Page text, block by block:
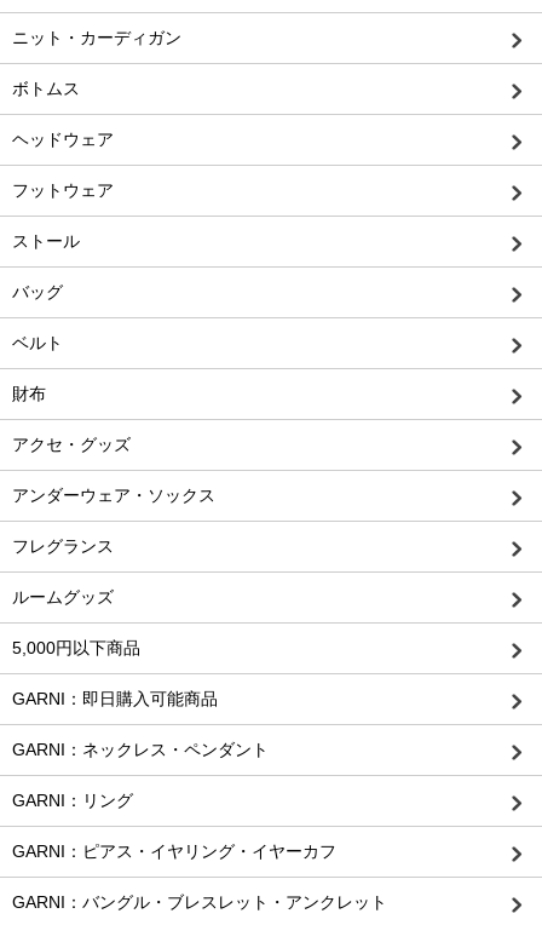
ニット・カーディガン
ボトムス
ヘッドウェア
フットウェア
ストール
バッグ
ベルト
財布
アクセ・グッズ
アンダーウェア・ソックス
フレグランス
ルームグッズ
5,000円以下商品
GARNI：即日購入可能商品
GARNI：ネックレス・ペンダント
GARNI：リング
GARNI：ピアス・イヤリング・イヤーカフ
GARNI：バングル・ブレスレット・アンクレット